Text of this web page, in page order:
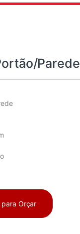
Parede
para Orçar